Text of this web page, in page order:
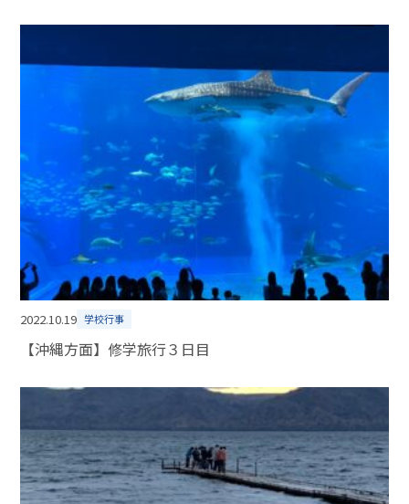
2022.10.19 学校行事
【沖縄方面】修学旅行３日目